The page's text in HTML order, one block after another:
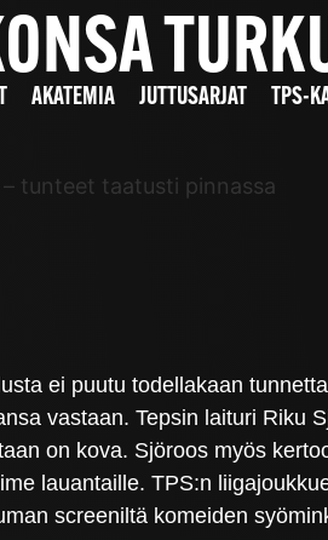
AKATEMIA JUTTUSARJAT TPS-
tunteet taatusti pinnassa
ei puutu todellakaan
vastaan. Tepsin laituri Riku
on kova. Sjöroos myös
lauantaille. TPS:n
screeniltä komeiden